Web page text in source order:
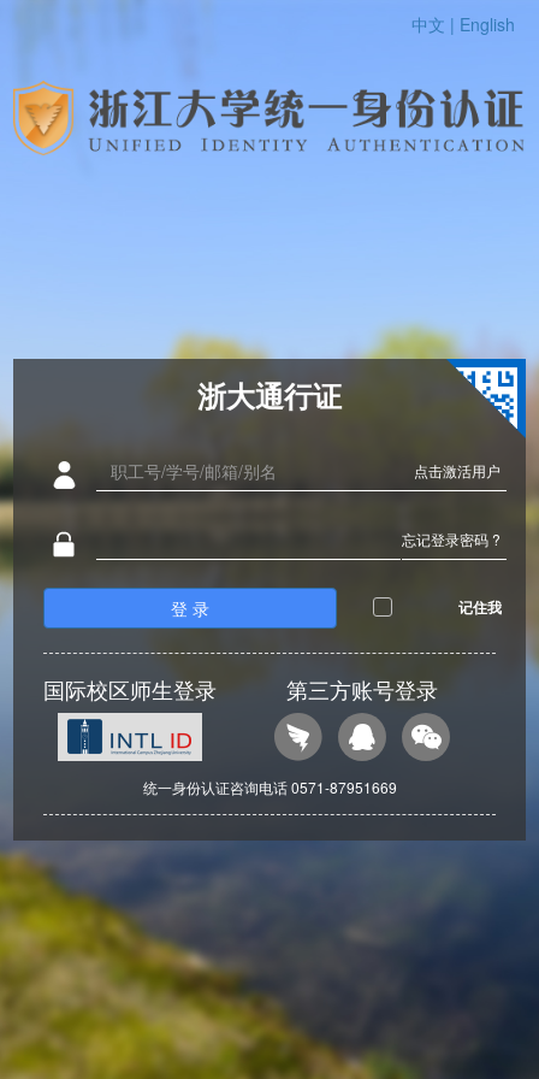
中文 | English
浙大通行证
点击激活用户
忘记登录密码 ?
登 录 记住我
国际校区师生登录 第三方账号登录
统一身份认证咨询电话 0571-87951669